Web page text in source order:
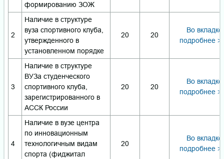
формированию ЗОЖ
2
Наличие в структуре
вуза спортивного клуба,
утвержденного в
установленном порядке
20 20
Во вкладке
подробнее
3
Наличие в структуре
ВУЗа студенческого
спортивного клуба,
зарегистрированного в
АССК России
20 20
Во вкладке
подробнее
4
Наличие в вузе центра
по инновационным
технологичным видам
спорта (фиджитал
20
Во вкладке
подробнее